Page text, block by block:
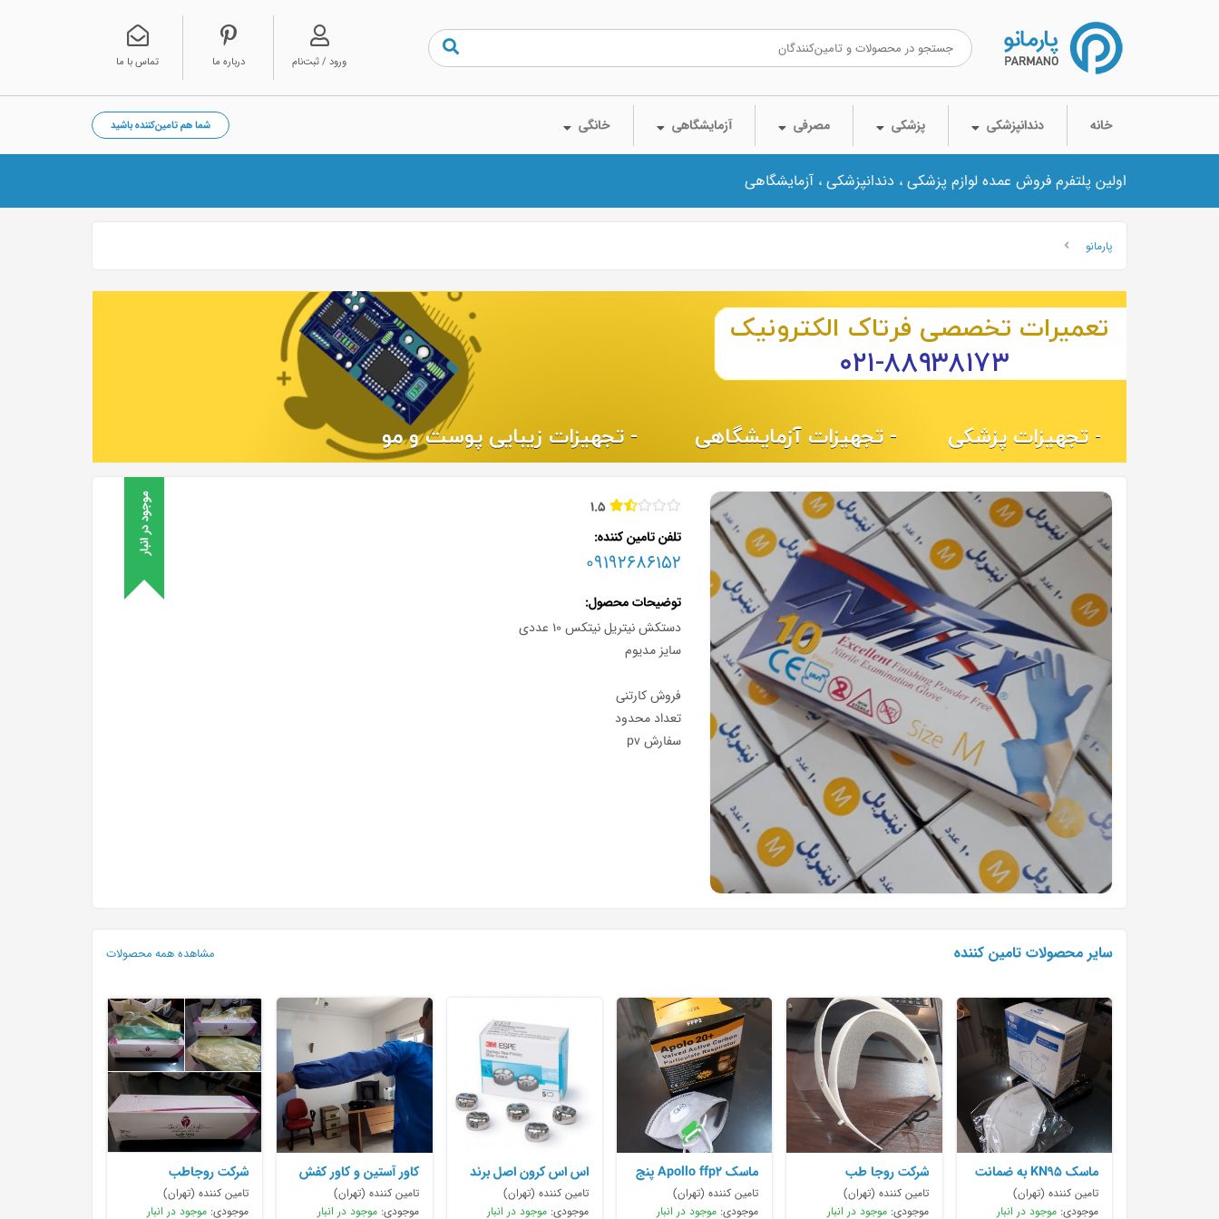
تماس با ما درباره ما ورود / ثبت‌نام
خانه دندانپزشکی پزشکی مصرفی آزمایشگاهی خانگی شما هم تامین‌کننده باشید
اولین پلتفرم فروش عمده لوازم پزشکی ، دندانپزشکی ، آزمایشگاهی
پارمانو
1.5 موجود در انبار تلفن تامین کننده
09192686152
توضیحات محصول
دستکش نیتریل نیتکس ۱۰ عددی
سایز مدیوم
فروش کارتنی
تعداد محدود
سفارش pv
سایر محصولات تامین کننده مشاهده همه محصولات
ماسک KN95 به ضمانت
اورجینال بسیار
تامین کننده (تهران)
موجودی: موجود در انبار
شرکت روجا طب
تامین کننده (تهران)
موجودی:موجود در انبار
ماسک Apollo ffp2 پنج
لایه شرکتی
تامین کننده (تهران)
موجودی: موجود در انبار
اس اس کرون اصل برند
3M
تامین کننده (تهران)
موجودی: موجود در انبار
کاور آستین و کاور کفش
الیافی
تامین کننده (تهران)
موجودی:موجود در انبار
شرکت روجاطب
تامین کننده (تهران)
موجودی: موجود در انبار